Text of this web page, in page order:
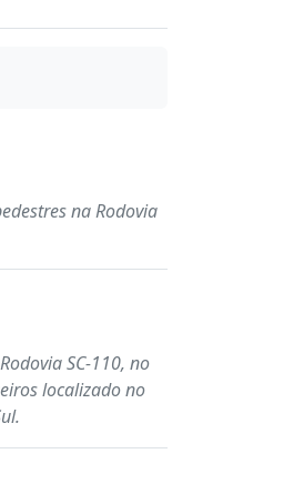
na Rodovia
SC-110, no
localizado no